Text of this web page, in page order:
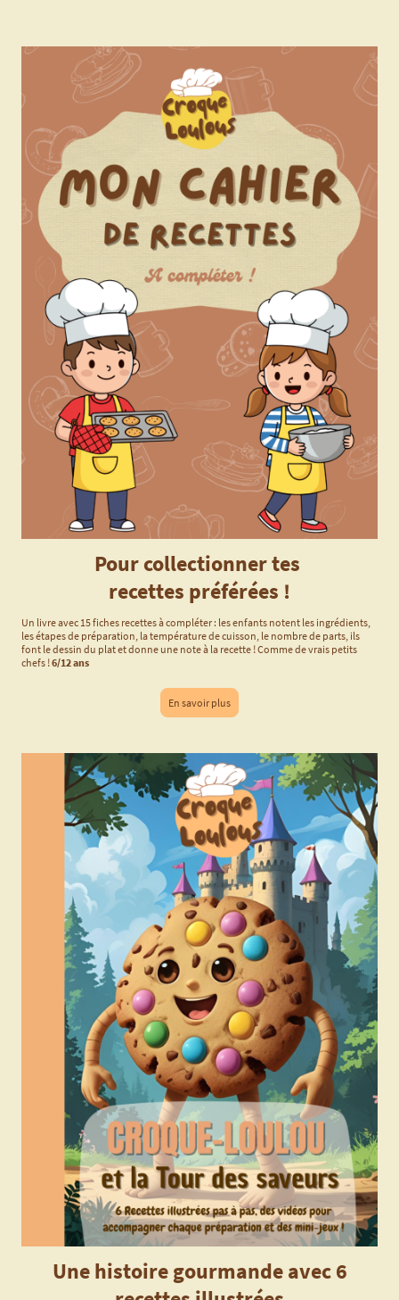
Pour collectionner tes
recettes préférées !
Un livre avec 15 fiches recettes à compléter : les enfants notent les ingrédients,
les étapes de préparation, la température de cuisson, le nombre de parts, ils
font le dessin du plat et donne une note à la recette ! Comme de vrais petits
chefs !6/12 ans
En savoir plus
Une histoire gourmande avec 6